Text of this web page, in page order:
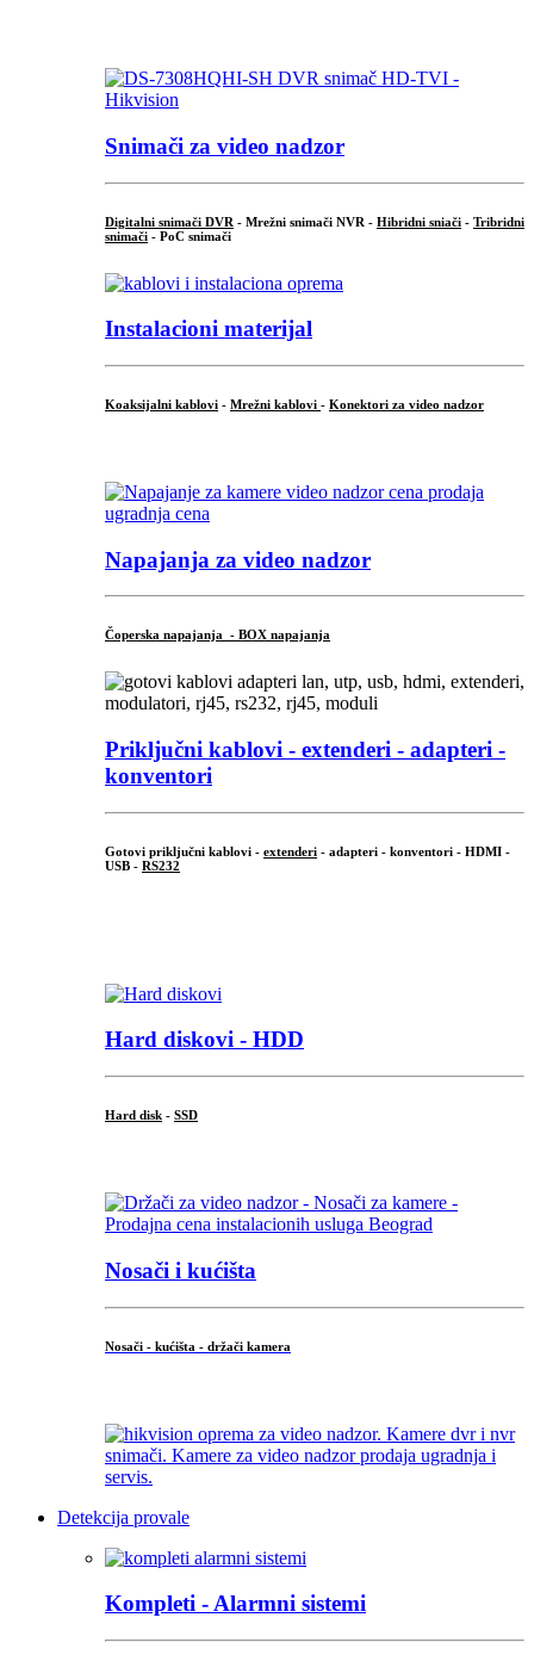
Snimači za video nadzor
Digitalni snimači DVR - Mrežni snimači NVR - Hibridni sniači - Tribridni
snimači - PoC snimači
Instalacioni materijal
Koaksijalni kablovi - Mrežni kablovi - Konektori za video nadzor
Napajanja za video nadzor
Čoperska napajanja - BOX napajanja
Priključni kablovi - extenderi - adapteri -
konventori
Gotovi priključni kablovi - extenderi - adapteri - konventori - HDMI -
USB - RS232
Hard diskovi - HDD
Hard disk - SSD
Nosači i kućišta
Nosači - kućišta - držači kamera
Detekcija provale
Kompleti - Alarmni sistemi